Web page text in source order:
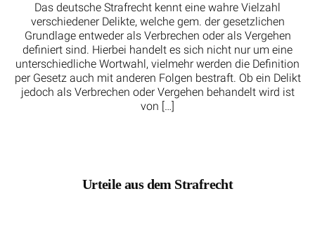
Das deutsche Strafrecht kennt eine wahre Vielzahl
verschiedener Delikte, welche gem. der gesetzlichen
Grundlage entweder als Verbrechen oder als Vergehen
definiert sind. Hierbei handelt es sich nicht nur um eine
unterschiedliche Wortwahl, vielmehr werden die Definition
per Gesetz auch mit anderen Folgen bestraft. Ob ein Delikt
jedoch als Verbrechen oder Vergehen behandelt wird ist
von […]
Urteile aus dem Strafrecht